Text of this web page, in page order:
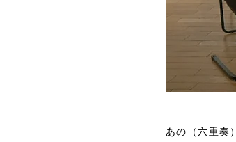
あの（六重奏）